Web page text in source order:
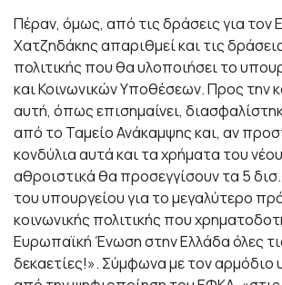
Πέραν, όμως, από τις δράσεις για τον
Χατζηδάκης απαριθμεί και τις
πολιτικής που θα υλοποιήσει το
και Κοινωνικών Υποθέσεων. Προς την
αυτή, όπως επισημαίνει,
από το Ταμείο Ανάκαμψης και, αν
κονδύλια αυτά και τα χρήματα του
αθροιστικά θα προσεγγίσουν τα 5
του υπουργείου για το μεγαλύτερο
κοινωνικής πολιτικής που
Ευρωπαϊκή Ένωση στην Ελλάδα όλες
δεκαετίες!». Σύμφωνα με τον αρμόδιο